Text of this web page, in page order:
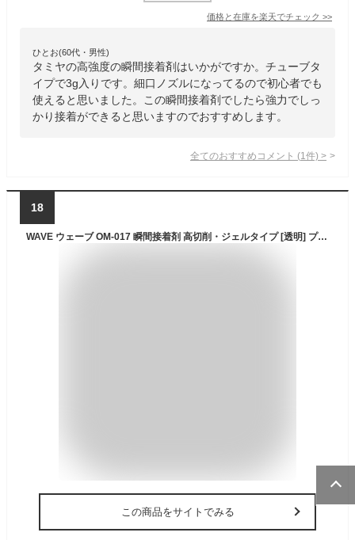
価格と在庫を楽天でチェック >>
ひとお(60代・男性)
タミヤの高強度の瞬間接着剤はいかがですか。チューブタ
イプで3g入りです。細口ノズルになってるので初心者でも
使えると思いました。この瞬間接着剤でしたら強力でしっ
かり接着ができると思いますのでおすすめします。
全てのおすすめコメント (1 件) >
18
WAVE ウェーブ OM-017 瞬間接着剤 高切削・ジェルタイプ [透明] プラモデル 工具 OM017
この商品をサイトでみる